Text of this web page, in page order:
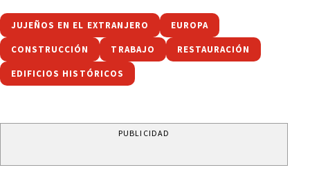
JUJEÑOS EN EL EXTRANJERO EUROPA
CONSTRUCCIÓN TRABAJO RESTAURACIÓN
EDIFICIOS HISTÓRICOS
PUBLICIDAD